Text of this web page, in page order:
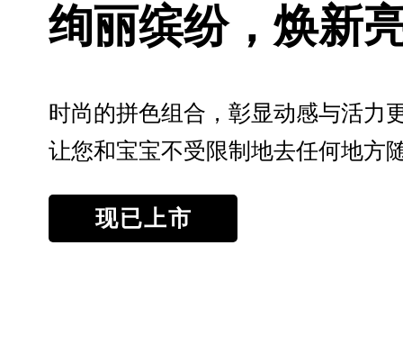
绚丽缤纷，焕新
时尚的拼色组合，彰显动感与活力
让您和宝宝不受限制地去任何地方
现已上市